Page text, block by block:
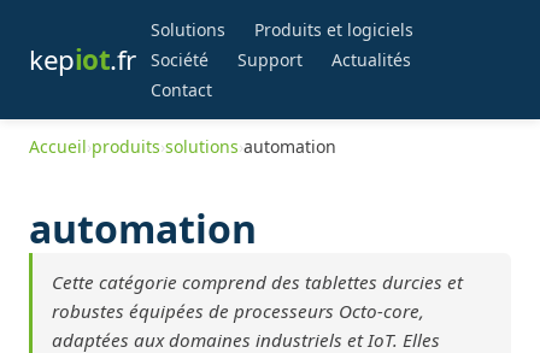
kepiot.fr
Solutions
Produits et logiciels
Société
Support
Actualités
Contact
Accueil›produits›solutions›automation
automation
Cette catégorie comprend des tablettes durcies et
robustes équipées de processeurs Octo-core,
adaptées aux domaines industriels et IoT. Elles